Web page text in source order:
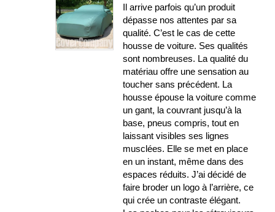
Il arrive parfois qu’un produit
dépasse nos attentes par sa
qualité. C’est le cas de cette
housse de voiture. Ses qualités
sont nombreuses. La qualité du
matériau offre une sensation au
toucher sans précédent. La
housse épouse la voiture comme
un gant, la couvrant jusqu’à la
base, pneus compris, tout en
laissant visibles ses lignes
musclées. Elle se met en place
en un instant, même dans des
espaces réduits. J’ai décidé de
faire broder un logo à l’arrière, ce
qui crée un contraste élégant.